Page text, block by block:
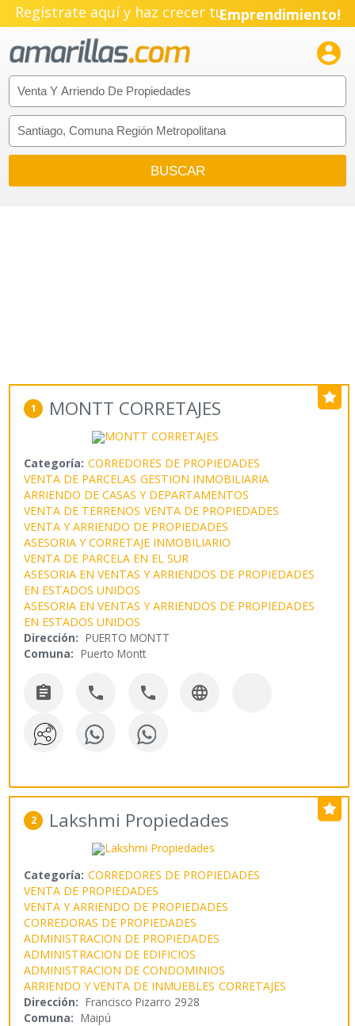
Regístrate aquí y haz crecer tuEmprendimiento!

1 MONTT CORRETAJES
Categoría: CORREDORES DE PROPIEDADES
VENTA DE PARCELAS GESTION INMOBILIARIA
ARRIENDO DE CASAS Y DEPARTAMENTOS
VENTA DE TERRENOS VENTA DE PROPIEDADES
VENTA Y ARRIENDO DE PROPIEDADES
ASESORIA Y CORRETAJE INMOBILIARIO
VENTA DE PARCELA EN EL SUR
ASESORIA EN VENTAS Y ARRIENDOS DE PROPIEDADES
EN ESTADOS UNIDOS
ASESORIA EN VENTAS Y ARRIENDOS DE PROPIEDADES
EN ESTADOS UNIDOS
Dirección: PUERTO MONTT
Comuna: Puerto Montt
   
2 Lakshmi Propiedades
Categoría: CORREDORES DE PROPIEDADES
VENTA DE PROPIEDADES
VENTA Y ARRIENDO DE PROPIEDADES
CORREDORAS DE PROPIEDADES
ADMINISTRACION DE PROPIEDADES
ADMINISTRACION DE EDIFICIOS
ADMINISTRACION DE CONDOMINIOS
ARRIENDO Y VENTA DE INMUEBLES CORRETAJES
Dirección: Francisco Pizarro 2928
Comuna: Maipú